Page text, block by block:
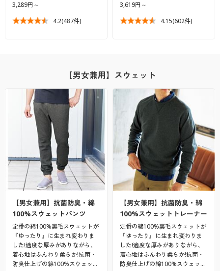
3,289円～
4.2(487件)
3,619円～
4.15(602件)
【男女兼用】スウェット
【男女兼用】抗菌防臭・綿
100%スウェットパンツ
定番の綿100%裏毛スウェットが
『ゆったり』に生まれ変わりま
した!適度な厚みがありながら、
着心地はふんわり柔らか!抗菌・
防臭仕上げの綿100%スウェッ…
【男女兼用】抗菌防臭・綿
100%スウェットトレーナー
定番の綿100%裏毛スウェットが
『ゆったり』に生まれ変わりま
した!適度な厚みがありながら、
着心地はふんわり柔らか!抗菌・
防臭仕上げの綿100%スウェッ…